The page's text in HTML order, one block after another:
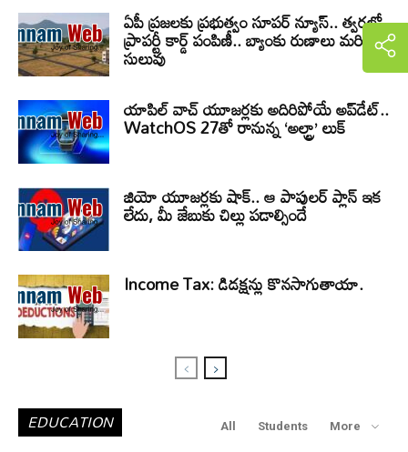
ఏపీ ప్రజలకు ప్రభుత్వం సూపర్ న్యూస్.. త్వరలో
ప్రాపర్టీ కార్డ్ పంపిణీ.. బ్యాంకు రుణాలు మరింత
సులువు
యాపిల్ వాచ్ యూజర్లకు అదిరిపోయే అప్‌డేట్..
WatchOS 27తో రానున్న ‘అల్ట్రా’ లుక్
జియో యూజర్లకు షాక్.. ఆ పాపులర్ ప్లాన్ ఇక
లేదు, మీ జేబుకు చిల్లు పడాల్సిందే
Income Tax: డిడక్షన్లు కొనసాగుతాయా.
EDUCATION All Students More